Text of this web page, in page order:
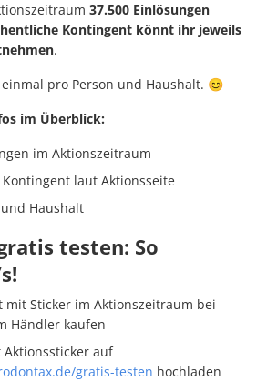
37.500 Einlösungen
Kontingent könnt ihr jeweils
.
pro Person und Haushalt. 😊
im Überblick:
im Aktionszeitraum
laut Aktionsseite
Haushalt
testen: So
mit Sticker im Aktionszeitraum bei
Händler kaufen
Aktionssticker auf
gratis-testen hochladen